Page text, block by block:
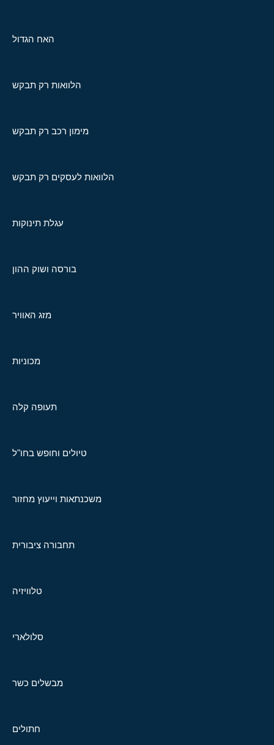
האח הגדול
הלוואות רק תבקש
מימון רכב רק תבקש
הלוואות לעסקים רק תבקש
עגלת תינוקות
בורסה ושוק ההון
מזג האוויר
מכוניות
תעופה קלה
טיולים וחופש בחו"ל
משכנתאות וייעוץ מחזור
תחבורה ציבורית
טלוויזיה
סלולארי
מבשלים כשר
חתולים